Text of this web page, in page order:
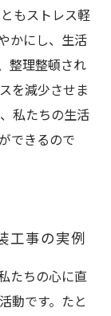
もストレス軽
かにし、生活
整理整頓され
を減少させま
私たちの生活
できるので
工事の実例
たちの心に直
動です。たと